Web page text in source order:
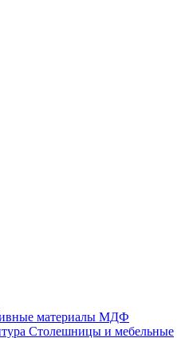
материалы МДФ
Столешницы и мебельные